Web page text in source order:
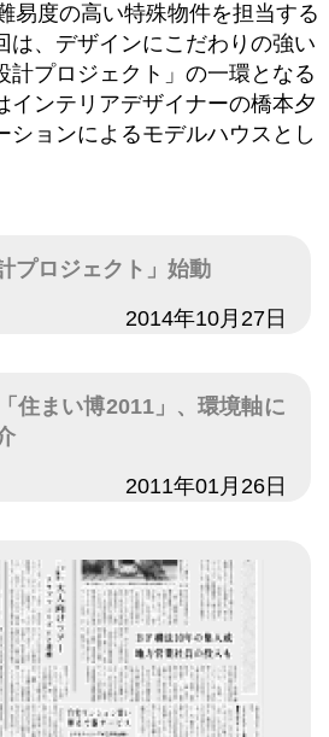
易度の高い特殊物件を担当する
は、デザインにこだわりの強い
計プロジェクト」の一環となる
インテリアデザイナーの橋本夕
ションによるモデルハウスとし
プロジェクト」始動
2014年10月27日
住まい博2011」、環境軸に
2011年01月26日